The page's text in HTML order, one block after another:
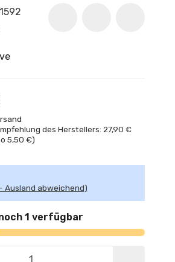
des Herstellers: 27,90 €
5,50 €)
Ausland abweichend)
1 verfügbar